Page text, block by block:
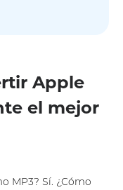
Apple
el mejor
MP3? Sí. ¿Cómo